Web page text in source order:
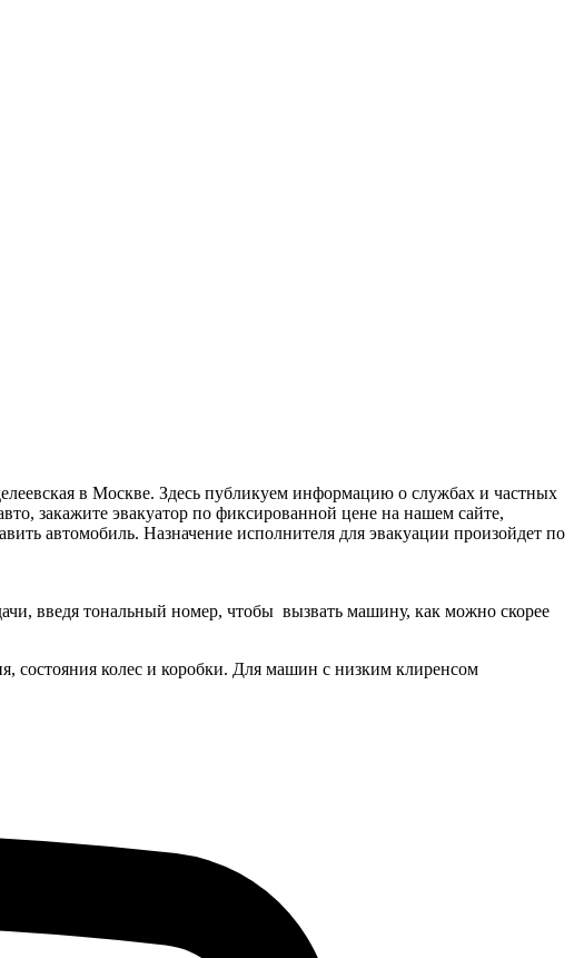
в Москве. Здесь публикуем информацию о службах и частных
закажите эвакуатор по фиксированной цене на нашем сайте,
автомобиль. Назначение исполнителя для эвакуации произойдет по
введя тональный номер, чтобы вызвать машину, как можно скорее
состояния колес и коробки. Для машин с низким клиренсом